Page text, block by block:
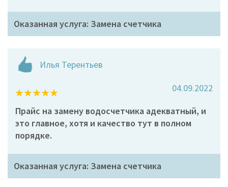
Оказанная услуга: Замена счетчика
Илья Терентьев
04.09.2022
Прайс на замену водосчетчика адекватный, и
это главное, хотя и качество тут в полном
порядке.
Оказанная услуга: Замена счетчика